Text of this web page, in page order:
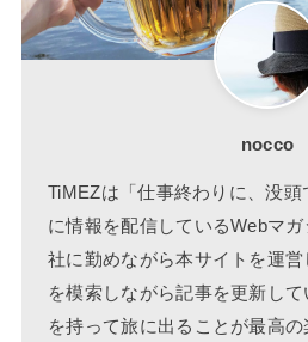
nocco
TiMEZは「仕事終わりに、没
に情報を配信しているWebマ
社に勤めながら本サイトを運営
を模索しながら記事を更新し
を持って旅に出ることが最高の